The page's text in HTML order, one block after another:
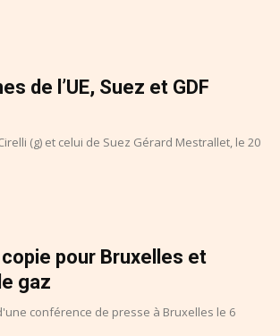
de l’UE, Suez et GDF
(g) et celui de Suez Gérard Mestrallet, le 20
pour Bruxelles et
gaz
conférence de presse à Bruxelles le 6